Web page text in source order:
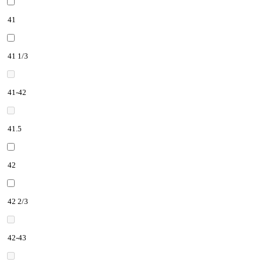
41
41 1/3
41-42
41.5
42
42 2/3
42-43